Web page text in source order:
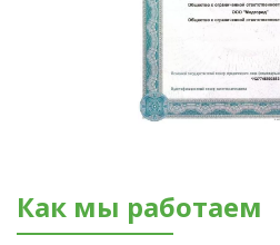
Как мы работаем